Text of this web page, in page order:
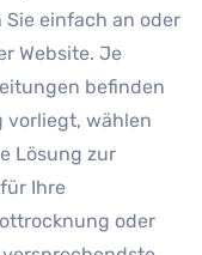
einfach an oder
Website. Je
befinden
vorliegt, wählen
Lösung zur
Ihre
oder